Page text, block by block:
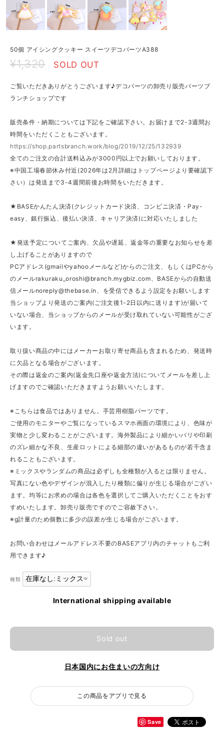
50個 アイシングクッキー スイーツデコパーツA388
¥1,320 SOLD OUT
ご覧いただきありがとうございます♪デコパーツの卸売り販売パーツブ
ランチショップです
販売条件・納期については下記をご確認下さい。お届けまで2-3週間お
時間をいただくこともございます。
https://shop.partsbranch.work/blog/2019/12/25/132939
全てのご注文の合計送料込みが3000円以上でお願いしております。
※中国工場春節休み付近(2026年は2月詳細はトップページより要確認下
さい）は発送まで3-4週間前後お時間をいただきます。
★BASEかんたん決済(クレジットカード決済、コンビニ決済・Pay-
easy、銀行振込、後払い決済、キャリア決済)に対応いたしました
★発送予定についてご案内、欠品や遅延、返金等の重要なお知らせを差
し上げることがありますので
PCアドレス(gmailやyahooメールなど)からのご注文、もしくはPCから
のメールrakuraku_oroshi@branch.mygbiz.com 、BASEからの自動送
信メールnoreply@thebase.in
、を受信できるよう設定をお願いします
当ショップより発送のご案内(ご注文後1-2日以内に送ります)が届いて
いない場合、当ショップからのメールが受け取れていない可能性がござ
います。
取り扱い商品の中にはメーカーお取り寄せ商品も含まれるため、発送時
に欠品となる場合がございます。
その際は返金のご案内(返金先口座や返金方法)についてメールを差し上
げますのでご確認いただきますようお願いいたします。
※こちらは食品ではありません。手芸用樹脂パーツです。
ご使用のモニターやご覧になっているスマホ画面の環境により、色味が
実物と少し変わることがございます。海外製品により細かいバリや印刷
のズレ細かな不良、生産ロットによる細部の違いがあるものが若干含ま
れることもございます。
※ミックスやランダムの商品は必ずしも全種類が入るとは限りません。
写真にない色やデザインが混入したり種類に偏りが生じる場合がござい
ます。均等にお求めの場合は各色を選択してご購入いただくことをおす
すめいたします。卸売り販売ですのでご容赦下さい。
※g計量のため個数に多少の誤差が生じる場合がございます。
お問い合わせはメールアドレス不要のBASEアプリ内のチャットもご利
用できます♪
種類
International shipping available
Sold out
日本国内にお住まいの方向け
この商品をアプリで見る
Save